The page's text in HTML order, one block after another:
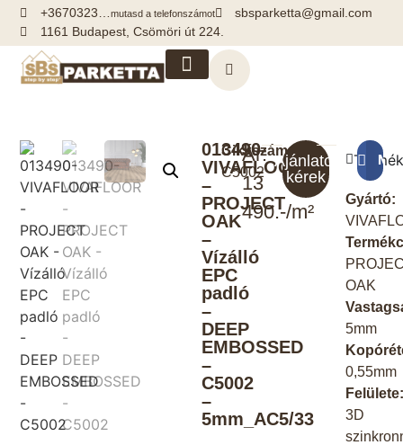
+3670323…mutasd a telefonszámot
sbsparketta@gmail.com
1161 Budapest, Csömöri út 224.
013490-
VIVAFLOOR
–
PROJECT
OAK
–
Vízálló
EPC
padló
–
DEEP
EMBOSSED
–
C5002
–
5mm_AC5/33
Cikkszám:
C5002
Ár:
13
490.-/m²
Ajánlatot
kérek
Gyártó:
OAK
5mm
0,55mm
3D